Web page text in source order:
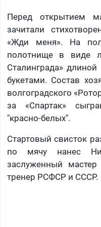
Перед открытием
зачитали
«Жди меня». На
полотнище в виде
Сталинграда»
букетами. Состав
волгоградского
за «Спартак»
"красно-белых".
Стартовый свисток
по мячу нанес
заслуженный
тренер РСФСР и СССР.